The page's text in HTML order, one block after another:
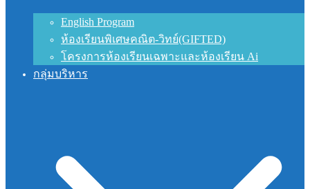
English Program
ห้องเรียนพิเศษคณิต-วิทย์(GIFTED)
โครงการห้องเรียนเฉพาะและห้องเรียน Ai
กลุ่มบริหาร